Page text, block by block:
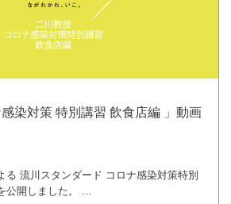
感染対策 特別講習 飲食店編 」動画
る 流川スタンダード コロナ感染対策特別
公開しました。 …